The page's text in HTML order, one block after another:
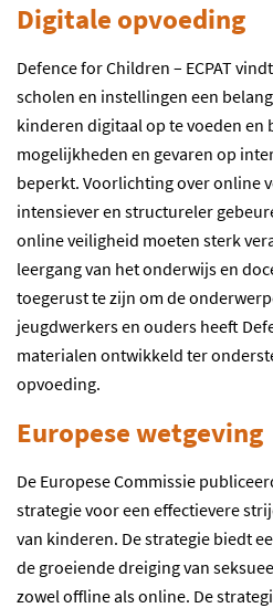
Digitale opvoeding
Defence for Children – ECPAT
scholen en instellingen een
kinderen digitaal op te voeden en
mogelijkheden en gevaren op
beperkt. Voorlichting over online
intensiever en structureler
online veiligheid moeten sterk
leergang van het onderwijs en
toegerust te zijn om de
jeugdwerkers en ouders heeft
materialen ontwikkeld ter
opvoeding.
Europese wetgeving
De Europese Commissie
strategie voor een effectievere
van kinderen. De strategie biedt
de groeiende dreiging van
zowel offline als online. De